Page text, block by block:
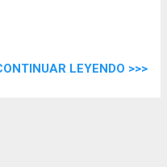
LEYENDO >>>